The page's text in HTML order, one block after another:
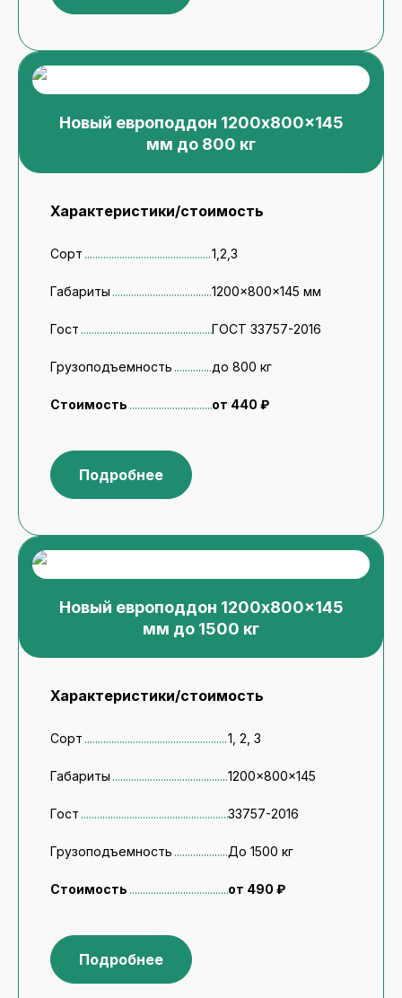
Новый европоддон 1200x800x145
мм до 800 кг
Характеристики/стоимость
Сорт 1,2,3
Габариты 1200x800x145 мм
Гост ГОСТ 33757-2016
Грузоподъемность до 800 кг
Стоимость от 440 ₽
Подробнее
Новый европоддон 1200x800x145
мм до 1500 кг
Характеристики/стоимость
Сорт 1, 2, 3
Габариты 1200x800x145
Гост 33757-2016
Грузоподъемность До 1500 кг
Стоимость от 490 ₽
Подробнее